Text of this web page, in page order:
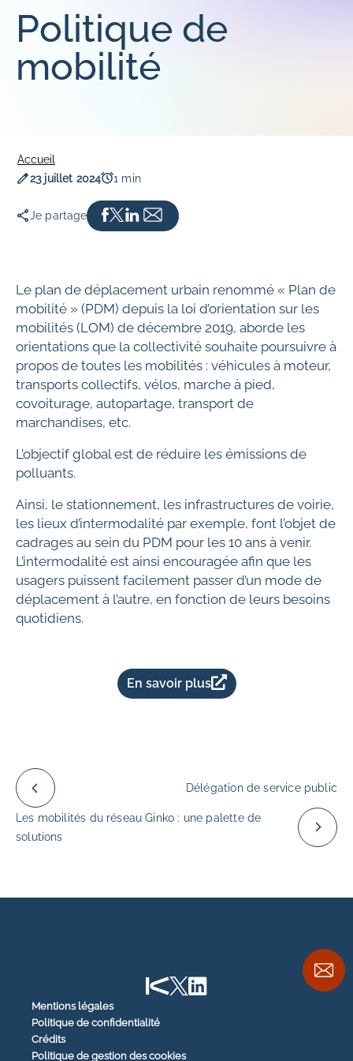
Innovation
NOS PARTENAIRES
Sûreté et sécurité
Vie de la cité
Nos engagements pour nos collaborateurs
Parcours d'intégration
Opportunités d'évolution de carrière
Politique de
mobilité
Accueil
Date de publication
23 juillet 2024
Temps de lecture 1 min
Je partage
Le plan de déplacement urbain renommé « Plan de
mobilité » (PDM) depuis la loi d’orientation sur les
mobilités (LOM) de décembre 2019, aborde les
orientations que la collectivité souhaite poursuivre à
propos de toutes les mobilités : véhicules à moteur,
transports collectifs, vélos, marche à pied,
covoiturage, autopartage, transport de
marchandises, etc.
L’objectif global est de réduire les émissions de
polluants.
Ainsi, le stationnement, les infrastructures de voirie,
les lieux d’intermodalité par exemple, font l’objet de
cadrages au sein du PDM pour les 10 ans à venir.
L’intermodalité est ainsi encouragée afin que les
usagers puissent facilement passer d’un mode de
déplacement à l’autre, en fonction de leurs besoins
quotidiens.
En savoir plus
Délégation de service public
Les mobilités du réseau Ginko : une palette de
solutions
Mentions légales
Politique de confidentialité
Crédits
Politique de gestion des cookies